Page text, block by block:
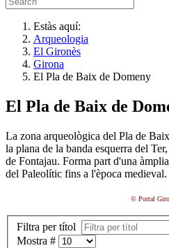
Estàs aquí:
Arqueologia
El Gironès
Girona
El Pla de Baix de Domeny
El Pla de Baix de
La zona arqueològica del Pla de
la plana de la banda esquerra del
de Fontajau. Forma part d'una
del Paleolític fins a l'època medieval.
© Portal
Filtra per títol
Mostra #